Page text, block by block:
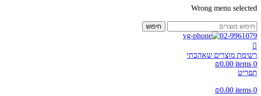
Wrong menu selected
חיפוש
02-9961079
רשימת מוצרים שאהבתי
0
items
₪0.00
תפריט
0
items
₪0.00